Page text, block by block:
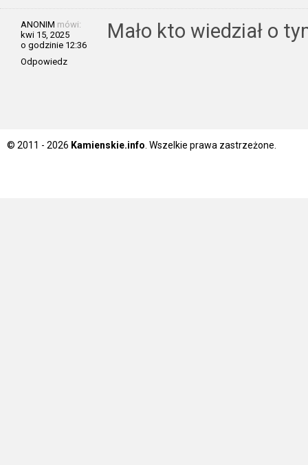
ANONIM mówi:
kwi 15, 2025
o godzinie 12:36
Odpowiedz
Mało kto wiedział o
© 2011 - 2026 Kamienskie.info . Wszelkie prawa zastrzeżone.